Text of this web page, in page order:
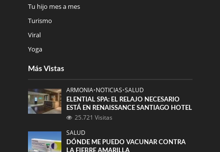
Tu hijo mes a mes
Turismo
Viral
Yoga
Más Vistas
ARMONIA•NOTICIAS•SALUD
ELENTIAL SPA: EL RELAJO NECESARIO
ESTÁ EN RENAISSANCE SANTIAGO HOTEL
25.721 Visitas
SALUD
DÓNDE ME PUEDO VACUNAR CONTRA
LA FIEBRE AMARILLA